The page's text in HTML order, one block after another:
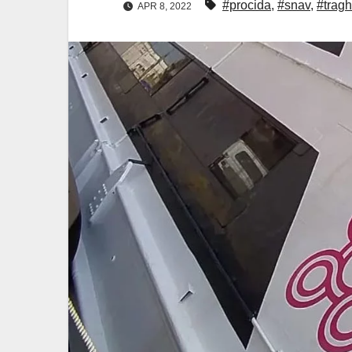
APR 8, 2022 #procida, #snav,